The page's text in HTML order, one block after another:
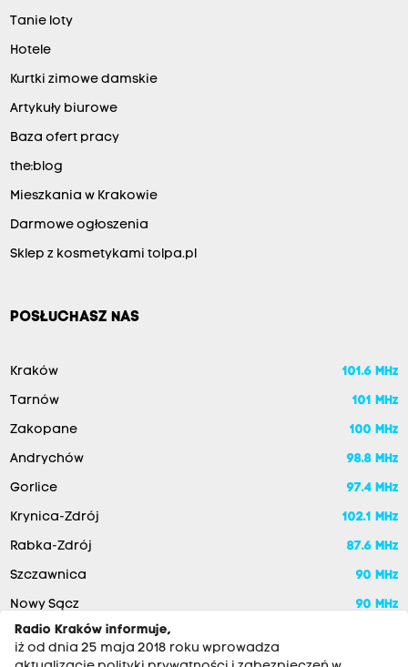
Tanie loty
Hotele
Kurtki zimowe damskie
Artykuły biurowe
Baza ofert pracy
the:blog
Mieszkania w Krakowie
Darmowe ogłoszenia
Sklep z kosmetykami tolpa.pl
POSŁUCHASZ NAS
Kraków 101.6 MHz
Tarnów 101 MHz
Zakopane 100 MHz
Andrychów 98.8 MHz
Gorlice 97.4 MHz
Krynica-Zdrój 102.1 MHz
Rabka-Zdrój 87.6 MHz
Szczawnica 90 MHz
Nowy Sącz
90 MHz
Radio Kraków informuje,
iż od dnia 25 maja 2018 roku wprowadza